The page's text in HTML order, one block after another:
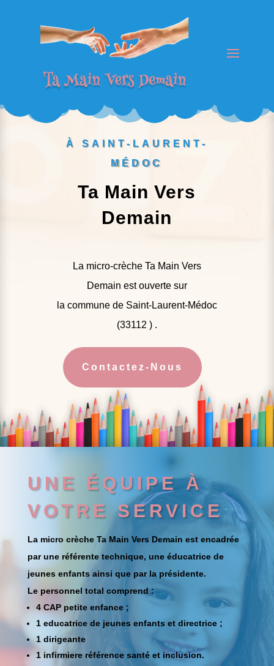
À SAINT-LAURENT-
MÉDOC
Ta Main Vers
Demain
La micro-crèche Ta Main Vers
Demain est ouverte sur
la commune de Saint-Laurent-Médoc
(33112 ) .
Contactez-Nous
UNE ÉQUIPE À
VOTRE SERVICE
La micro crèche Ta Main Vers Demain est encadrée
par une référente technique, une éducatrice de
jeunes enfants ainsi que par la présidente.
Le personnel total comprend :
4 CAP petite enfance ;
1 educatricede jeunes enfants et directrice ;
1 dirigeante
1 infirmiere référence santé et inclusion.